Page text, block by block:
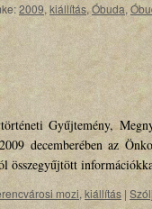
2009, kiállítás,Óbuda,
Gyűjtemény,
decemberében az
összegyűjtött
mozi, kiállítás |